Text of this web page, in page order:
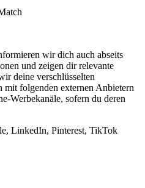
wir dich auch abseits
und zeigen dir relevante
deine verschlüsselten
mit folgenden externen Anbietern
Werbekanäle, sofern du deren
LinkedIn, Pinterest, TikTok